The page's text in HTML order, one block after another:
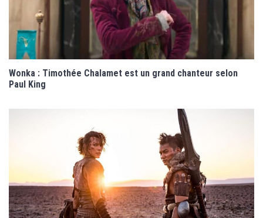
Wonka : Timothée Chalamet est un grand chanteur selon
Paul King